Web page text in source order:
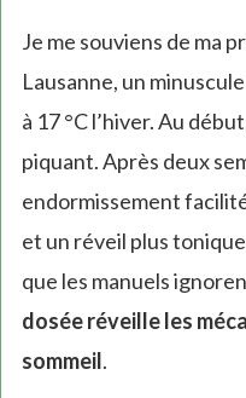
Je me souviens de ma
Lausanne, un
à 17 °C l’hiver. Au
piquant. Après deux
endormissement
et un réveil plus tonique
que les manuels
dosée réveille les
sommeil.